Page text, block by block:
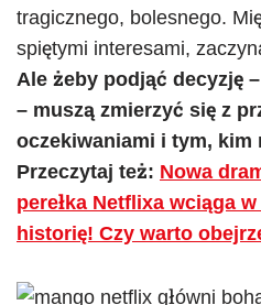
tragicznego, bolesnego.
spiętymi interesami,
Ale żeby podjąć decyzję
– muszą zmierzyć się z
oczekiwaniami i tym, kim
Przeczytaj też: Nowa
perełka Netflixa wciąga
historię! Czy warto